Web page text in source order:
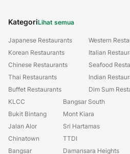
KategoriLihat semua
Japanese Restaurants
Korean Restaurants
Chinese Restaurants
Thai Restaurants
Buffet Restaurants
Western
Italian
Seafood
Indian
Dim Sum
KLCC
Bukit Bintang
Jalan Alor
Chinatown
Bangsar
Bangsar South
Mont Kiara
Sri Hartamas
TTDI
Damansara Heights